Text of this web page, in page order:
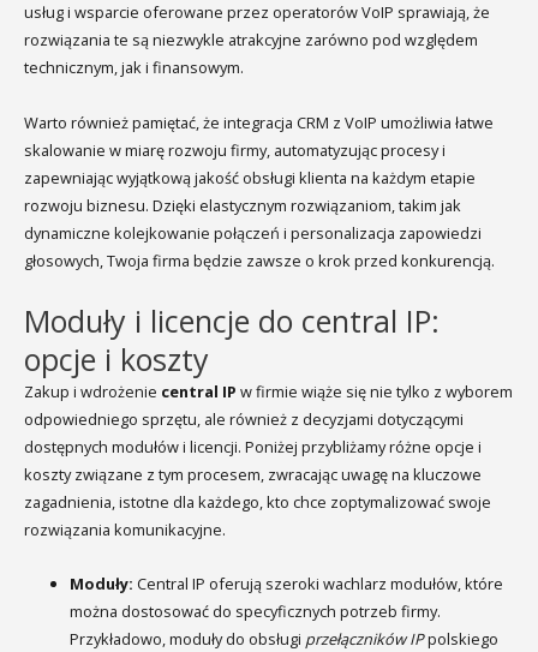
usług i wsparcie oferowane przez operatorów VoIP sprawiają, że
rozwiązania te są niezwykle atrakcyjne zarówno pod względem
technicznym, jak i finansowym.
Warto również pamiętać, że integracja CRM z VoIP umożliwia łatwe
skalowanie w miarę rozwoju firmy, automatyzując procesy i
zapewniając wyjątkową jakość obsługi klienta na każdym etapie
rozwoju biznesu. Dzięki elastycznym rozwiązaniom, takim jak
dynamiczne kolejkowanie połączeń i personalizacja zapowiedzi
głosowych, Twoja firma będzie zawsze o krok przed konkurencją.
Moduły i licencje do central IP:
opcje i koszty
Zakup i wdrożenie central IP w firmie wiąże się nie tylko z wyborem
odpowiedniego sprzętu, ale również z decyzjami dotyczącymi
dostępnych modułów i licencji. Poniżej przybliżamy różne opcje i
koszty związane z tym procesem, zwracając uwagę na kluczowe
zagadnienia, istotne dla każdego, kto chce zoptymalizować swoje
rozwiązania komunikacyjne.
Moduły: Central IP oferują szeroki wachlarz modułów, które
można dostosować do specyficznych potrzeb firmy.
Przykładowo, moduły do obsługi przełączników IPpolskiego